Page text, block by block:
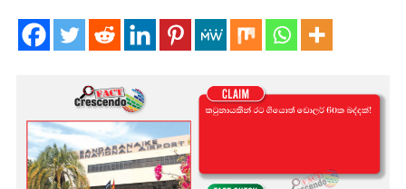
ගුවන්
තොටුපළින්
යානයෙන්
පිටත්වන
පුද්ගලයන්ට
ඩොලර්
60ක